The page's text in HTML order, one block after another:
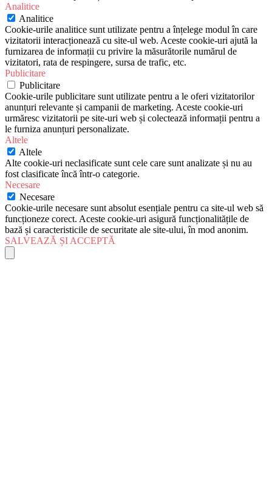
Analitice
Analitice
Cookie-urile analitice sunt utilizate pentru a înțelege modul în care
vizitatorii interacționează cu site-ul web. Aceste cookie-uri ajută la
furnizarea de informații cu privire la măsurătorile numărul de
vizitatori, rata de respingere, sursa de trafic, etc.
Publicitare
Publicitare
Cookie-urile publicitare sunt utilizate pentru a le oferi vizitatorilor
anunțuri relevante și campanii de marketing. Aceste cookie-uri
urmăresc vizitatorii pe site-uri web și colectează informații pentru a
le furniza anunțuri personalizate.
Altele
Altele
Alte cookie-uri neclasificate sunt cele care sunt analizate și nu au
fost clasificate încă într-o categorie.
Necesare
Necesare
Cookie-urile necesare sunt absolut esențiale pentru ca site-ul web să
funcționeze corect. Aceste cookie-uri asigură funcționalitățile de
bază și caracteristicile de securitate ale site-ului, în mod anonim.
SALVEAZĂ ȘI ACCEPTĂ